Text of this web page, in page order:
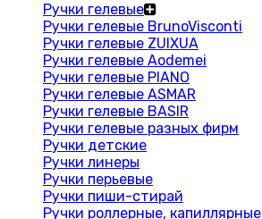
Ручки гелевые
Ручки гелевые BrunoVisconti
Ручки гелевые ZUIXUA
Ручки гелевые Aodemei
Ручки гелевые PIANO
Ручки гелевые ASMAR
Ручки гелевые BASIR
Ручки гелевые разных фирм
Ручки детские
Ручки линеры
Ручки перьевые
Ручки пиши-стирай
Ручки роллерные, капиллярные